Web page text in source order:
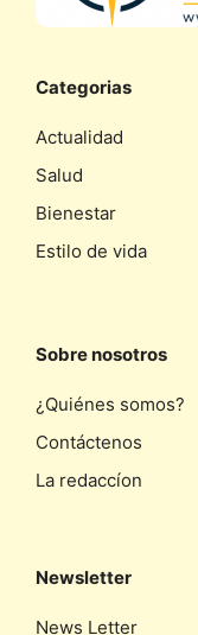
Categorias
Actualidad
Salud
Bienestar
Estilo de vida
Sobre nosotros
¿Quiénes somos?
Contáctenos
La redaccíon
Newsletter
News Letter